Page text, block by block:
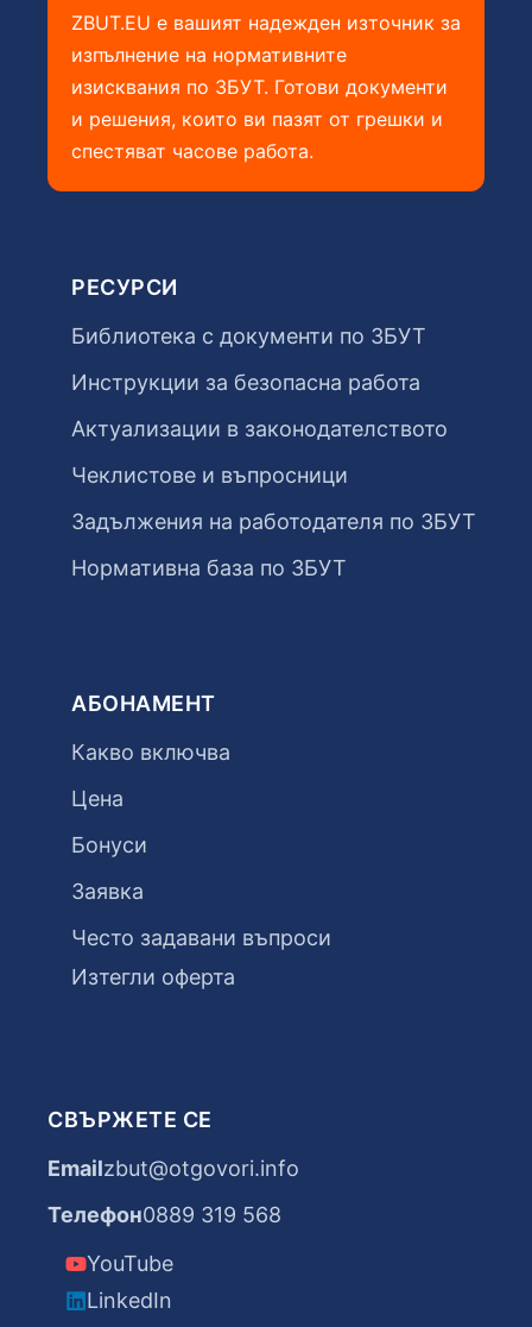
ZBUT.EU е вашият надежден източник за
изпълнение на нормативните
изисквания по ЗБУТ. Готови документи
и решения, които ви пазят от грешки и
спестяват часове работа.
РЕСУРСИ
Библиотека с документи по ЗБУТ
Инструкции за безопасна работа
Актуализации в законодателството
Чеклистове и въпросници
Задължения на работодателя по ЗБУТ
Нормативна база по ЗБУТ
АБОНАМЕНТ
Какво включва
Цена
Бонуси
Заявка
Често задавани въпроси
Изтегли оферта
СВЪРЖЕТЕ СЕ
Emailzbut@otgovori.info
Телефон0889 319 568
YouTube
LinkedIn